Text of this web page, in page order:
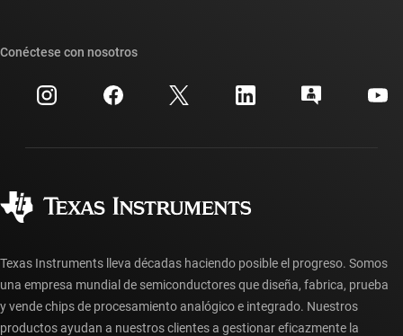
Relaciones con los inversionistas
Fabricación
Búsqueda de referencias cruzadas
Centro de atención al cliente
Preguntas frecuentes sobre la cuenta myTI
Preguntas frecuentes sobre pedidos
Conéctese con nosotros
Texas Instruments lleva décadas haciendo posible el progreso. Somos
una empresa mundial de semiconductores que diseña, fabrica, prueba
y vende chips de procesamiento analógico e integrado. Nuestros
productos ayudan a nuestros clientes a gestionar eficazmente la